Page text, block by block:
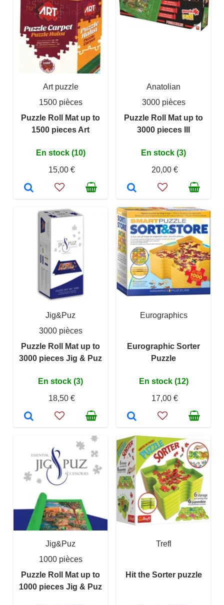
Art puzzle
1500 pièces
Puzzle Roll Mat up to
1500 pieces Art
En stock (10)
15,00 €
Anatolian
3000 pièces
Puzzle Roll Mat up to
3000 pieces III
En stock (3)
20,00 €
Jig&Puz
3000 pièces
Puzzle Roll Mat up to
3000 pieces Jig & Puz
En stock (3)
18,50 €
Eurographics
Eurographic Sorter
Puzzle
En stock (12)
17,00 €
Jig&Puz
1000 pièces
Puzzle Roll Mat up to
1000 pieces Jig & Puz
Trefl
Hit the Sorter puzzle